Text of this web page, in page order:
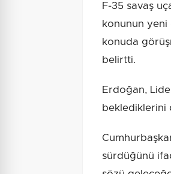
F-35 savaş
konunun yeni
konuda
belirtti.
Erdoğan,
beklediklerini
sürdüğünü